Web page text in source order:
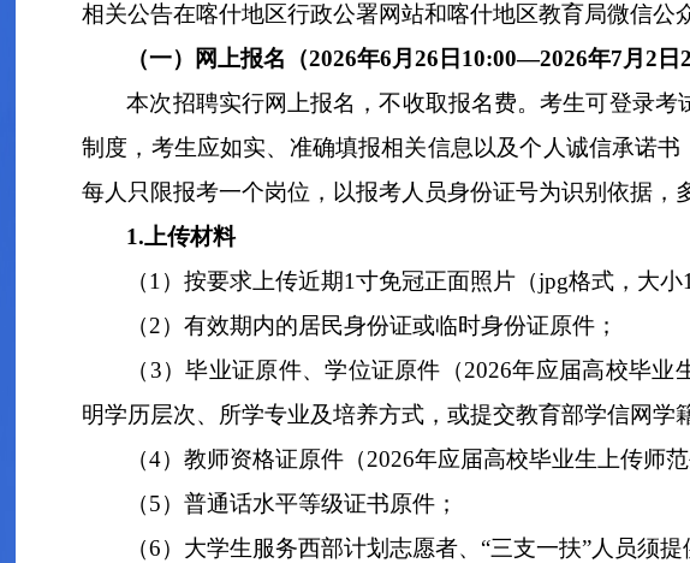
相关公告在喀什地区行政公署网站和喀什地区教育局微信公
（一）网上报名（2026年6月26 日 10:00—2026年7月2 日
本次招聘实行网上报名，不收取报名费。考生可登录考
制度，考生应如实、准确填报相关信息以及个人诚信承诺书
每人只限报考一个岗位，以报考人员身份证号为识别依据，
1.上传材料
（1 ）按要求上传近期1寸免冠正面照片（jpg格式，大小
（2）有效期内的居民身份证或临时身份证原件；
（ 3）毕业证原件、学位证原件 （2026年应届高校毕业
明学历层次、所学专业及培养方式， 或提交教育部学信网学
（4）教师资格证原件（2026年应届高校毕业生上传师
（5）普通话水平等级证书原件 ；
（6）大学生服务西部计划志愿者、“三支一扶”人员须